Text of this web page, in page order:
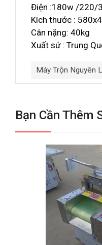
Điện :180w /220/
Kích thước :
Cân nặng: 40kg
Xuất sứ : Trung
Máy Trộn Nguyên
Bạn Cần Thêm